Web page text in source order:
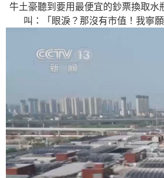
牛土豪聽到要用最便宜的鈔票換取水
叫：「眼淚？那沒有市值！我寧願